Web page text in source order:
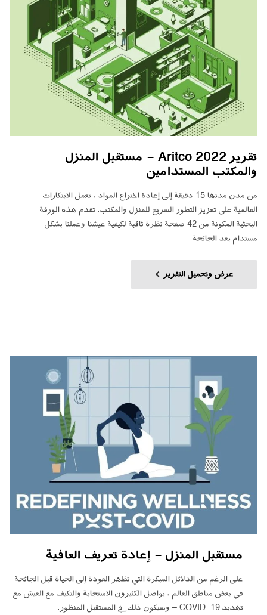
تقرير Aritco 2022 - مستقبل المنزل
والمكتب المستدامين
من مدن مدتها 15 دقيقة إلى إعادة اختراع المواد ، تعمل الابتكارات
العالمية على تعزيز التطور السريع للمنزل والمكتب. تقدم هذه الورقة
البحثية المكونة من 42 صفحة نظرة ثاقبة لكيفية عيشنا وعملنا بشكل
مستدام بعد الجائحة.
عرض وتحميل التقرير
مستقبل المنزل - إعادة تعريف العافية
على الرغم من الدلائل المبكرة التي تظهر العودة إلى الحياة قبل الجائحة
في بعض مناطق العالم ، يواصل الكثيرون الاستجابة والتكيف مع العيش مع
تهديد COVID-19 – وسيكون ذلك في المستقبل المنظور.